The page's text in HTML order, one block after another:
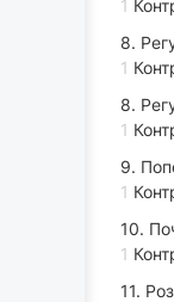
1
8.
1
8.
1
9.
1
10.
1
11.